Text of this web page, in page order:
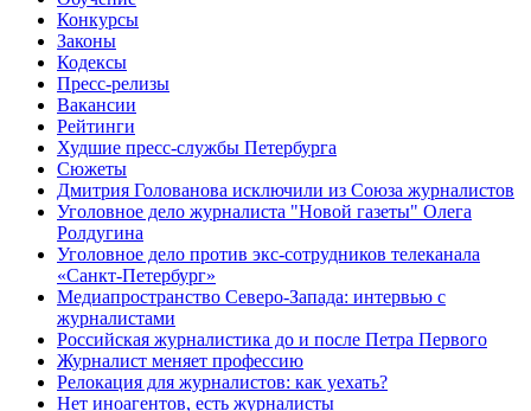
Конкурсы
Законы
Кодексы
Пресс-релизы
Вакансии
Рейтинги
Худшие пресс-службы Петербурга
Сюжеты
Дмитрия Голованова исключили из Союза журналистов
Уголовное дело журналиста "Новой газеты" Олега
Ролдугина
Уголовное дело против экс-сотрудников телеканала
«Санкт-Петербург»
Медиапространство Северо-Запада: интервью с
журналистами
Российская журналистика до и после Петра Первого
Журналист меняет профессию
Релокация для журналистов: как уехать?
Нет иноагентов, есть журналисты